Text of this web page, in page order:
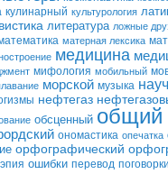
кулинарный культурология
литература ложные
матерная лексика
медицина
мифология мобильный
морской музыка
нефтегаз
обсценный общий
ономастика опечатка
орфографический
ошибки перевод поговорки